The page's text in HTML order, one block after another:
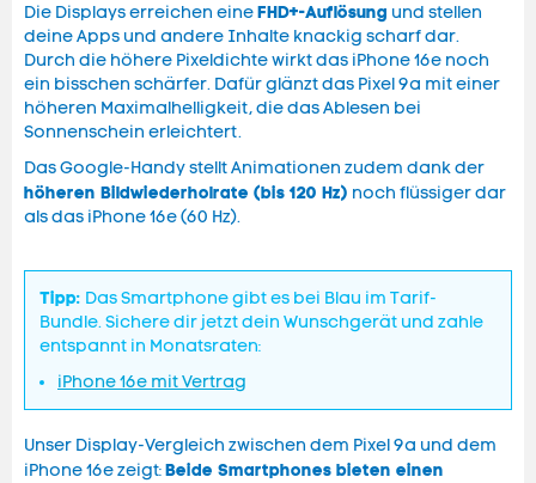
Die Displays erreichen eineFHD+-Auflösung und stellen
deine Apps und andere Inhalte knackig scharf dar.
Durch die höhere Pixeldichte wirkt das iPhone 16e noch
ein bisschen schärfer. Dafür glänzt das Pixel 9a mit einer
höheren Maximalhelligkeit, die das Ablesen bei
Sonnenschein erleichtert.
Das Google-Handy stellt Animationen zudem dank der
höheren Bildwiederholrate (bis 120 Hz) noch flüssiger dar
als das iPhone 16e (60 Hz).
Tipp: Das Smartphone gibt es bei Blau im Tarif-
Bundle. Sichere dir jetzt dein Wunschgerät und zahle
entspannt in Monatsraten:
iPhone 16e mit Vertrag
Unser Display-Vergleich zwischen dem Pixel 9a und dem
iPhone 16e zeigt:Beide Smartphones bieten einen